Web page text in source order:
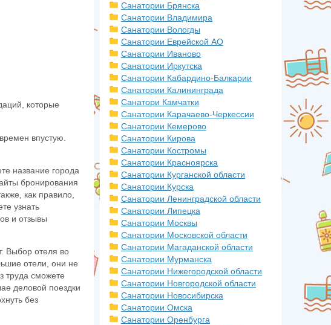
которые
впустую.
название города
бронирования
как правило,
узнать
и отзывы
Выбор отеля во
отели, они не
труда сможете
деловой поездки
без
Санатории Брянска
Санатории Владимира
Санатории Вологды
Санатории Еврейской АО
Санатории Иваново
Санатории Иркутска
Санатории Кабардино-Балкарии
Санатории Калининграда
Санатори Камчатки
Санатории Карачаево-Черкессии
Санатории Кемерово
Санатории Кирова
Санатории Костромы
Санатории Красноярска
Санатории Курганской области
Санатории Курска
Санатории Ленинградской области
Санатории Липецка
Санатории Москвы
Санатории Московской области
Санатории Магаданской области
Санатории Мурманска
Санатории Нижегородской области
Санатории Новгородской области
Санатории Новосибирска
Санатории Омска
Санатории Оренбурга